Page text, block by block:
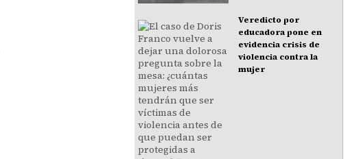
Veredicto por
educadora pone en
evidencia crisis de
violencia contra la
mujer